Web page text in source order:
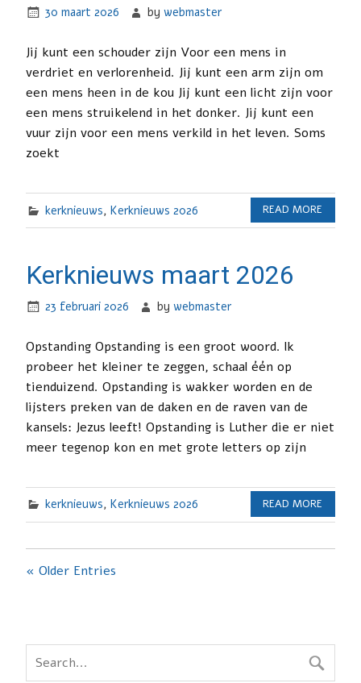
30 maart 2026 bywebmaster
Jij kunt een schouder zijn Voor een mens in
verdriet en verlorenheid. Jij kunt een arm zijn om
een mens heen in de kou Jij kunt een licht zijn voor
een mens struikelend in het donker. Jij kunt een
vuur zijn voor een mens verkild in het leven. Soms
zoekt
kerknieuws, Kerknieuws 2026 READ MORE
Kerknieuws maart 2026
23 februari 2026 bywebmaster
Opstanding Opstanding is een groot woord. lk
probeer het kleiner te zeggen, schaal één op
tienduizend. Opstanding is wakker worden en de
lijsters preken van de daken en de raven van de
kansels: Jezus leeft! Opstanding is Luther die er niet
meer tegenop kon en met grote letters op zijn
kerknieuws, Kerknieuws 2026 READ MORE
« Older Entries